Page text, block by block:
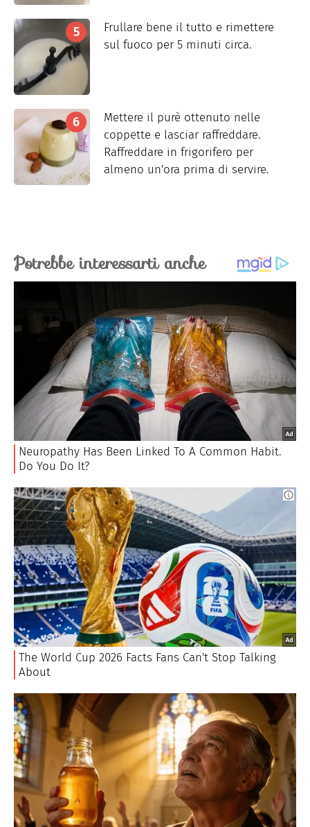
Frullare bene il tutto e rimettere
sul fuoco per 5 minuti circa.
Mettere il purè ottenuto nelle
coppette e lasciar raffreddare.
Raffreddare in frigorifero per
almeno un'ora prima di servire.